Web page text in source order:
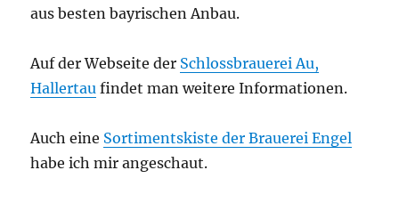
aus besten bayrischen Anbau.
Auf der Webseite der Schlossbrauerei Au,
Hallertau findet man weitere Informationen.
Auch eine Sortimentskiste der Brauerei Engel
habe ich mir angeschaut.